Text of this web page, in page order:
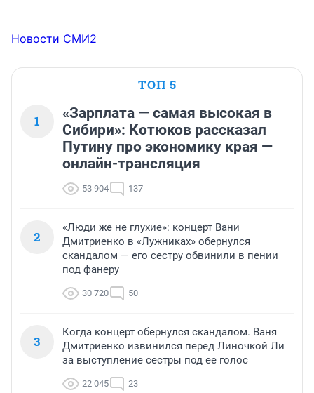
Новости СМИ2
ТОП 5
1
«Зарплата — самая высокая в
Сибири»: Котюков рассказал
Путину про экономику края —
онлайн-трансляция
53 904 137
2
«Люди же не глухие»: концерт Вани
Дмитриенко в «Лужниках» обернулся
скандалом — его сестру обвинили в пении
под фанеру
30 720 50
3
Когда концерт обернулся скандалом. Ваня
Дмитриенко извинился перед Линочкой Ли
за выступление сестры под ее голос
22 045 23